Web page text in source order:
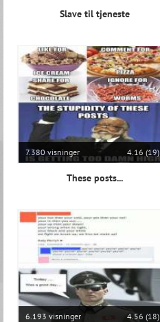
Slave til tjeneste
7.380 visninger 4.16 (19)
These posts...
6.193 visninger 4.56 (18)